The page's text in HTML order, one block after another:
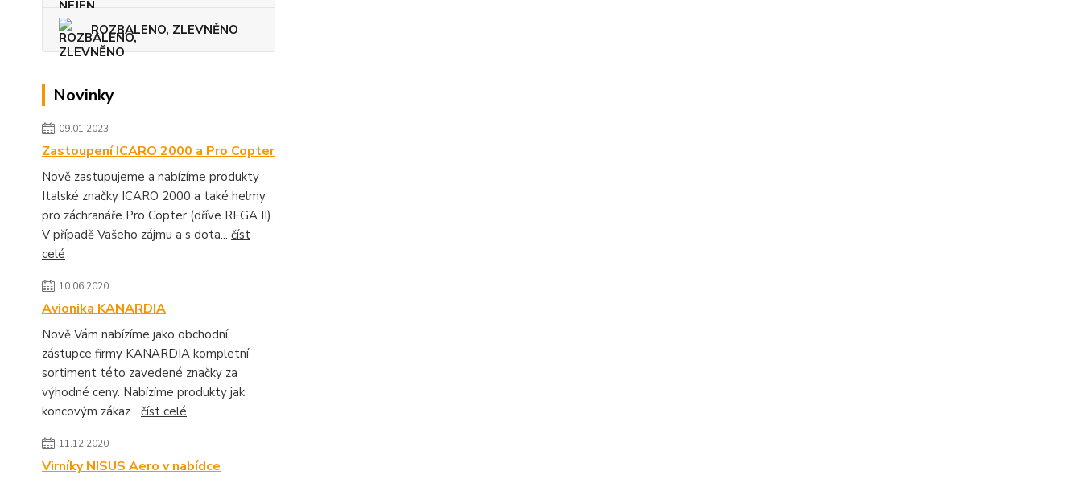
ROZBALENO, ZLEVNĚNO
Novinky
09.01.2023
Zastoupení ICARO 2000 a Pro Copter
Nově zastupujeme a nabízíme produkty
Italské značky ICARO 2000 a také helmy
pro záchranáře Pro Copter (dříve REGA II).
V případě Vašeho zájmu a s dota... číst
celé
10.06.2020
Avionika KANARDIA
Nově Vám nabízíme jako obchodní
zástupce firmy KANARDIA kompletní
sortiment této zavedené značky za
výhodné ceny. Nabízíme produkty jak
koncovým zákaz... číst celé
11.12.2020
Virníky NISUS Aero v nabídce